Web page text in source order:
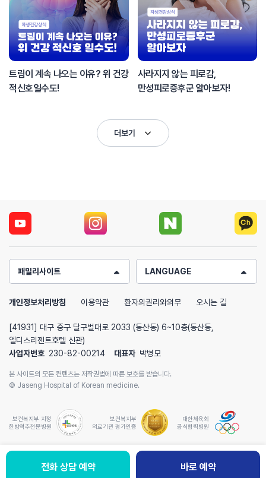
트림이 계속 나오는 이유? 위 건강
적신호일수도!
사라지지 않는 피로감,
만성피로증후군 알아보자!
더보기
패밀리사이트 LANGUAGE
개인정보처리방침 이용약관 환자의권리와의무 오시는 길
[41931] 대구 중구 달구벌대로 2033 (동산동) 6~10층(동산동,
엘디스리젠트호텔 신관)
사업자번호 230-82-00214 대표자 박병모
본 사이트의 모든 컨텐츠는 저작권법에 따른 보호를 받습니다.
© Jaseng Hospital of Korean medicine.
보건복지부 지정
한방척추전문병원
보건복지부
의료기관 평가인증
대한체육회
공식협력병원
전화 상담 예약 바로 예약